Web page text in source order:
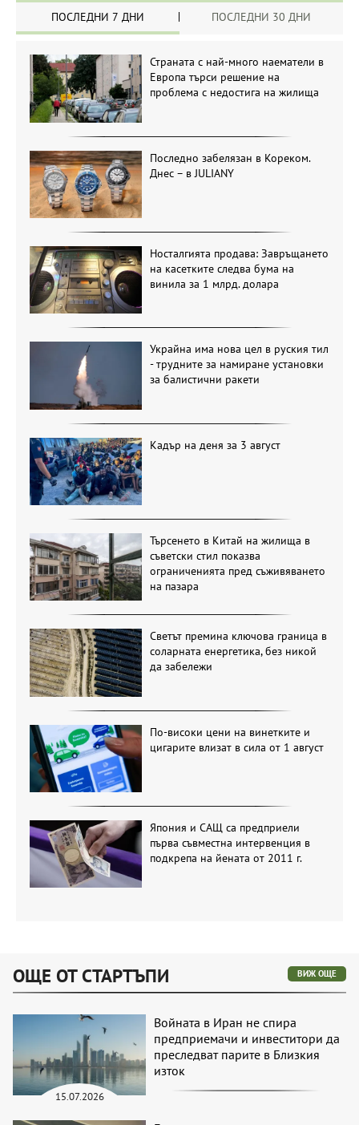
ПОСЛЕДНИ 7 ДНИ ПОСЛЕДНИ 30 ДНИ
Страната с най-много наематели в
Европа търси решение на
проблема с недостига на жилища
Последно забелязан в Кореком.
Днес – в JULIANY
Носталгията продава: Завръщането
на касетките следва бума на
винила за 1 млрд. долара
Украйна има нова цел в руския тил
- трудните за намиране установки
за балистични ракети
Кадър на деня за 3 август
Търсенето в Китай на жилища в
съветски стил показва
ограниченията пред съживяването
на пазара
Светът премина ключова граница в
соларната енергетика, без никой
да забележи
По-високи цени на винетките и
цигарите влизат в сила от 1 август
Япония и САЩ са предприели
първа съвместна интервенция в
подкрепа на йената от 2011 г.
ОЩЕ ОТ СТАРТЪПИ ВИЖ ОЩЕ
15.07.2026
Войната в Иран не спира
предприемачи и инвеститори да
преследват парите в Близкия
изток